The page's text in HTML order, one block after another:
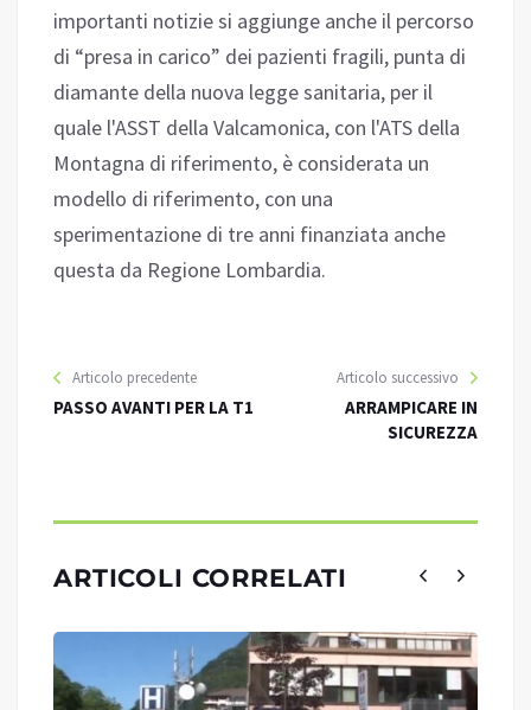
importanti notizie si aggiunge anche il percorso
di “presa in carico” dei pazienti fragili, punta di
diamante della nuova legge sanitaria, per il
quale l'ASST della Valcamonica, con l'ATS della
Montagna di riferimento, è considerata un
modello di riferimento, con una
sperimentazione di tre anni finanziata anche
questa da Regione Lombardia.
Articolo precedente
PASSO AVANTI PER LA T1
Articolo successivo
ARRAMPICARE IN
SICUREZZA
ARTICOLI CORRELATI